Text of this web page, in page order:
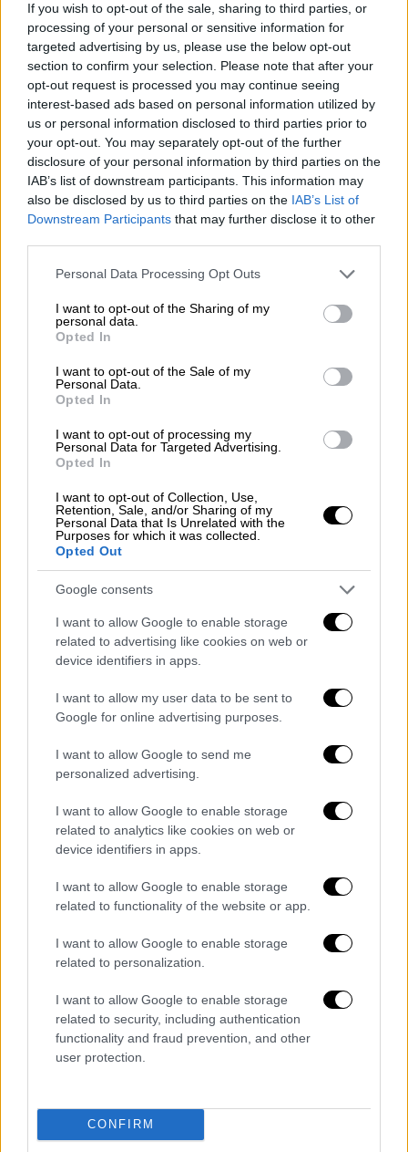
If you wish to opt-out of the sale, sharing to third parties, or
processing of your personal or sensitive information for
targeted advertising by us, please use the below opt-out
section to confirm your selection. Please note that after your
opt-out request is processed you may continue seeing
interest-based ads based on personal information utilized by
us or personal information disclosed to third parties prior to
your opt-out. You may separately opt-out of the further
disclosure of your personal information by third parties on the
IAB’s list of downstream participants. This information may
also be disclosed by us to third parties on the IAB’s List of
Downstream Participants that may further disclose it to other
Please note that this website/app uses one or more Google
not limited to your visit or usage behaviour. You may click to
grant or deny consent to Google and its third-party tags to
use your data for below specified purposes in below Google
consent section.
Personal Data Processing Opt Outs
I want to opt-out of the Sharing of my
personal data.
Opted In
I want to opt-out of the Sale of my
Personal Data.
Opted In
I want to opt-out of processing my
Personal Data for Targeted Advertising.
Opted In
I want to opt-out of Collection, Use,
Retention, Sale, and/or Sharing of my
Personal Data that Is Unrelated with the
Purposes for which it was collected.
Opted Out
Google consents
I want to allow Google to enable storage
related to advertising like cookies on web or
device identifiers in apps.
I want to allow my user data to be sent to
Google for online advertising purposes.
I want to allow Google to send me
personalized advertising.
I want to allow Google to enable storage
related to analytics like cookies on web or
device identifiers in apps.
I want to allow Google to enable storage
related to functionality of the website or app.
I want to allow Google to enable storage
related to personalization.
I want to allow Google to enable storage
related to security, including authentication
functionality and fraud prevention, and other
user protection.
CONFIRM
κομητείας Σάμιτ.
Αφού έφτασαν στο σημείο, πρόσφεραν στον
νεαρό να καθίσει μέσα σε ένα από τα
οχήματά τουςώστε να ζεσταθείκαι άρχισαν
να ερευνούν ποιος ήταν. Τότε, κάποιος
άρχισε να ψάχνει τις σελίδες στον ιστότοπο
του Εθνικού Κέντρου για τα Εξαφανισμένα
Παιδιά και «έπεσε» πάνω σε μια αφίσα
εξαφάνισης του Connerjack Oswalt.
Ο Oswalt, ο οποίος σήμερα είναι19 ετών,
είχε δηλωθεί ως αγνοούμενος τον
Καλιφόρνιας, βορειοδυτικά του Σακραμέντο.
Οι Αρχές γρήγορα άρχισαν να πιστεύουν ότι
επρόκειτο για το ίδιο άτομο που είχαν βρει
να τρέμει στο βενζινάδικο.
Έτσι, κατάφεραν να έρθουν σε επαφή με τη
μητέρατου, δήλωσε στοCNNο υπολοχαγός
είπε στις αρχές ότι ο Oswalt είχε ένα
χαρακτηριστικό σημάδιστον λαιμό του. Οι
αστυνομικοί βρήκαν το σημάδι στον Oswalt
και τότε «λύθηκε» η υπόθεση.
video
πατριόςκαι οπαππούςτου μετέβησαν στη
Γιούτα για να τον αναγνωρίσουν προσωπικά
και σε ένα από τα δύο βίντεο που εστάλησαν
στο CNN από το γραφείο του σερίφη, ο
πατριός του Oswalt φαίνεται να αναφωνεί με
δυσπιστίακαθώς η αστυνομία του δείχνει
επιβεβαιώσει ότι πρόκειται για το ίδιο
πρόσωπο.
«Αυτός είναι;» ακούγεται να λέει η μητέρα
σε ανοιχτή ακρόαση. «Λίγο μεγαλύτερος,
αλλά ναι», απαντά ο πατριός του Oswalt.